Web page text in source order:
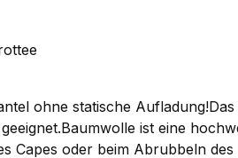
ohne statische
ist eine
Capes oder beim Abrubbeln